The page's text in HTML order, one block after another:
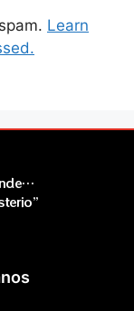
Learn